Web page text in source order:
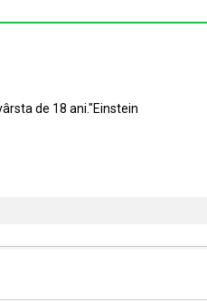
de 18 ani."Einstein